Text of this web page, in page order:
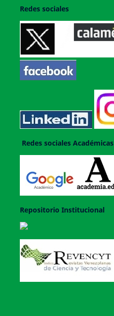
Redes sociales
Redes sociales Académicas
Repositorio Institucional